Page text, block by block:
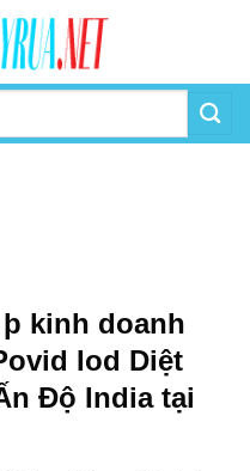
kinh doanh
Iod Diệt
Độ India tại